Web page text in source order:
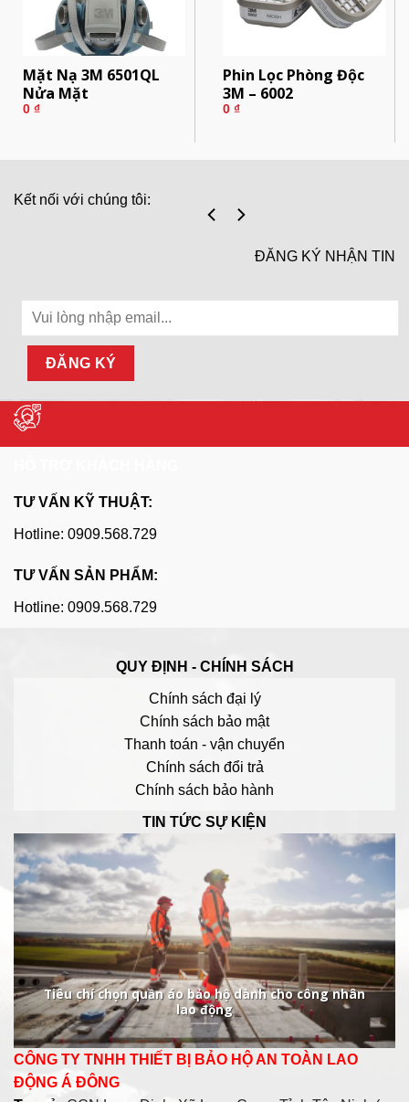
Mặt Nạ 3M 6501QL
Nửa Mặt
0 ₫
Phin Lọc Phòng Độc
3M – 6002
0 ₫
Kết nối với chúng tôi:
ĐĂNG KÝ NHẬN TIN
TƯ VẤN KỸ THUẬT:
Hotline: 0909.568.729
TƯ VẤN SẢN PHẨM:
Hotline: 0909.568.729
QUY ĐỊNH - CHÍNH SÁCH
Chính sách đại lý
Chính sách bảo mật
Thanh toán - vận chuyển
Chính sách đổi trả
Chính sách bảo hành
TIN TỨC SỰ KIỆN
Tiêu chí chọn quần áo bảo hộ dành cho công nhân
lao động
CÔNG TY TNHH THIẾT BỊ BẢO HỘ AN TOÀN LAO
ĐỘNG Á ĐÔNG